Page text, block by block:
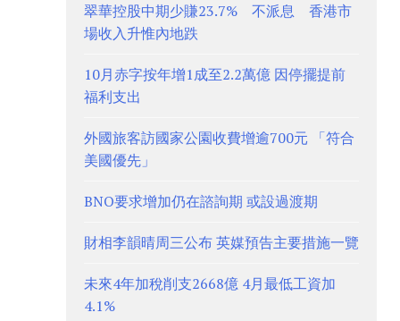
翠華控股中期少賺23.7% 不派息 香港市
場收入升惟內地跌
10月赤字按年增1成至2.2萬億 因停擺提前
福利支出
外國旅客訪國家公園收費增逾700元 「符合
美國優先」
BNO要求增加仍在諮詢期 或設過渡期
財相李韻晴周三公布 英媒預告主要措施一覽
未來4年加稅削支2668億 4月最低工資加
4.1%